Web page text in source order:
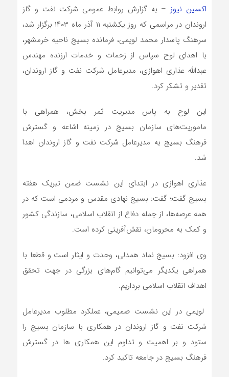
اکسین نیوز– به گزارش روابط عمومی شرکت نفت و گاز
اروندان در مراسمی که روز یکشنبه ۱۱ آذر ماه ۱۴۰۳ برگزار شد،
سرهنگ پاسدار محمد لویمی، فرمانده بسیج ناحیه خرمشهر،
با اهدای لوح سپاس از زحمات و خدمات ارزنده مهندس
عبدالله عذاری اهوازی، مدیرعامل شرکت نفت و گاز اروندان،
تقدیر و تشکر کرد.
این لوح به پاس مدیریت ثمر بخش، همراهی با
ماموریت‌های سازمان بسیج در زمینه اشاعه و گسترش
فرهنگ بسیج به مدیرعامل شرکت نفت و گاز اروندان اهدا
شد.
عذاری اهوازی در ابتدای این نشست ضمن تبریک هفته
بسیج گفت؛ گفت: بسیج نهادی مقدس و مردمی است که در
همه عرصه‌ها، از جمله دفاع از انقلاب اسلامی، سازندگی کشور
و کمک به محرومان، نقش‌آفرینی کرده است.
وی افزود: بسیج نماد همدلی، وحدت و ایثار است و قطعا با
همراهی یکدیگر می‌توانیم گام‌های بزرگی در جهت تحقق
اهداف انقلاب اسلامی برداریم.
لویمی در این نشست صمیمی، عملکرد مطلوب مدیرعامل
شرکت نفت و گاز اروندان در همکاری با سازمان بسیج را
ستود و بر اهمیت و تداوم این همکاری ها در گسترش
فرهنگ بسیج در جامعه تاکید کرد.